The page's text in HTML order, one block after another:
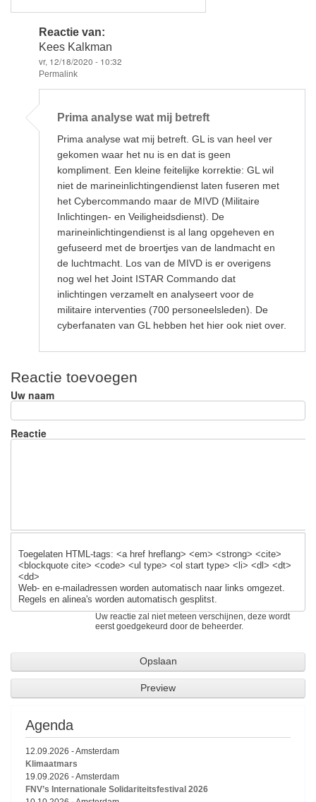
Reactie van:
Kees Kalkman
vr, 12/18/2020 - 10:32
Permalink
antwoord
Uitstekend
verhaal,
Wendela,
door
Putten
Prima analyse wat mij betreft
Prima analyse wat mij betreft. GL is van heel ver
gekomen waar het nu is en dat is geen
kompliment. Een kleine feitelijke korrektie: GL wil
niet de marineinlichtingendienst laten fuseren met
het Cybercommando maar de MIVD (Militaire
Inlichtingen- en Veiligheidsdienst). De
marineinlichtingendienst is al lang opgeheven en
gefuseerd met de broertjes van de landmacht en
de luchtmacht. Los van de MIVD is er overigens
nog wel het Joint ISTAR Commando dat
inlichtingen verzamelt en analyseert voor de
militaire interventies (700 personeelsleden). De
cyberfanaten van GL hebben het hier ook niet over.
Reactie toevoegen
Uw naam
Reactie
Toegelaten HTML-tags: <a href hreflang> <em> <strong> <cite>
<blockquote cite> <code> <ul type> <ol start type> <li> <dl> <dt>
<dd>
Web- en e-mailadressen worden automatisch naar links omgezet.
Regels en alinea's worden automatisch gesplitst.
Uw reactie zal niet meteen verschijnen, deze wordt
eerst goedgekeurd door de beheerder.
Agenda
12.09.2026 -Amsterdam
Klimaatmars
19.09.2026 -Amsterdam
FNV’s Internationale Solidariteitsfestival 2026